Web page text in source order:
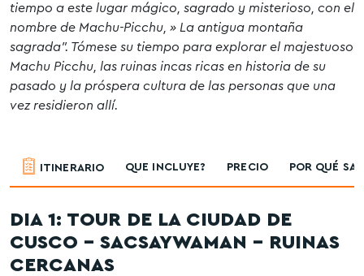
tiempo a este lugar mágico, sagrado y misterioso, con el
nombre de Machu-Picchu, » La antigua montaña
sagrada”. Tómese su tiempo para explorar el majestuoso
Machu Picchu, las ruinas incas ricas en historia de su
pasado y la próspera cultura de las personas que una
vez residieron allí.
ITINERARIO QUE INCLUYE? PRECIO POR QUÉ
DIA 1: TOUR DE LA CIUDAD DE
CUSCO – SACSAYWAMAN – RUINAS
CERCANAS